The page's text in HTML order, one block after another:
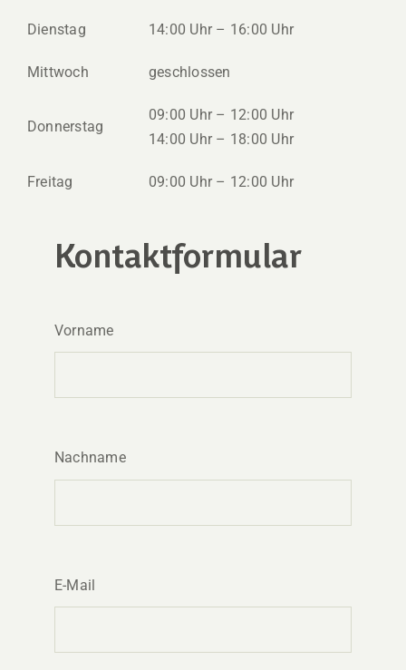
Dienstag 14:00 Uhr – 16:00 Uhr
Mittwoch geschlossen
Donnerstag
09:00 Uhr – 12:00 Uhr
14:00 Uhr – 18:00 Uhr
Freitag 09:00 Uhr – 12:00 Uhr
Kontaktformular
Vorname
Nachname
E-Mail